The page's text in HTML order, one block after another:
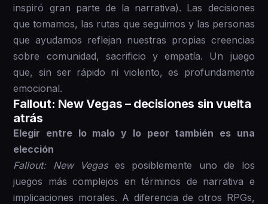
inspiró gran parte de la narrativa). Las decisiones
que tomamos, las rutas que seguimos y las personas
que ayudamos reflejan nuestras propias creencias
sobre comunidad, sacrificio y empatía. Un juego
que, sin ser rápido ni violento, es profundamente
emocional.
Fallout: New Vegas – decisiones sin vuelta
atrás
Elegir entre lo malo y lo peor también es una
elección
Fallout: New Vegases posiblemente uno de los
juegos más complejos en términos de narrativa e
implicaciones morales. A diferencia de otros RPGs,